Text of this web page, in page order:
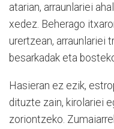
atarian, arraunlariei
xedez. Beherago
urertzean, arraunlariei
besarkadak eta
Hasieran ez ezik,
dituzte zain, kirolariei
zoriontzeko.